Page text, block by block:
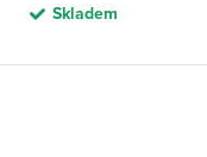
Skladem